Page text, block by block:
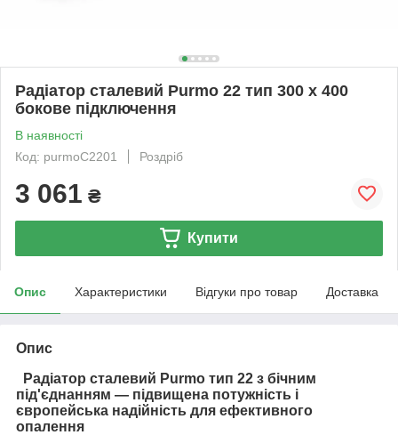
Радіатор сталевий Purmo 22 тип 300 х 400
бокове підключення
В наявності
Код: purmoC2201
Роздріб
3 061 ₴
Купити
Опис Характеристики Відгуки про товар Доставка
Опис
Радіатор сталевий Purmo тип 22 з бічним
під'єднанням — підвищена потужність і
європейська надійність для ефективного
опалення